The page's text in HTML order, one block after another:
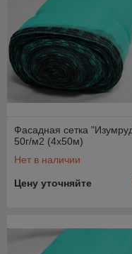
Фасадная сетка
50г/м2 (4х50м)
Нет в наличии
Цену уточняйте